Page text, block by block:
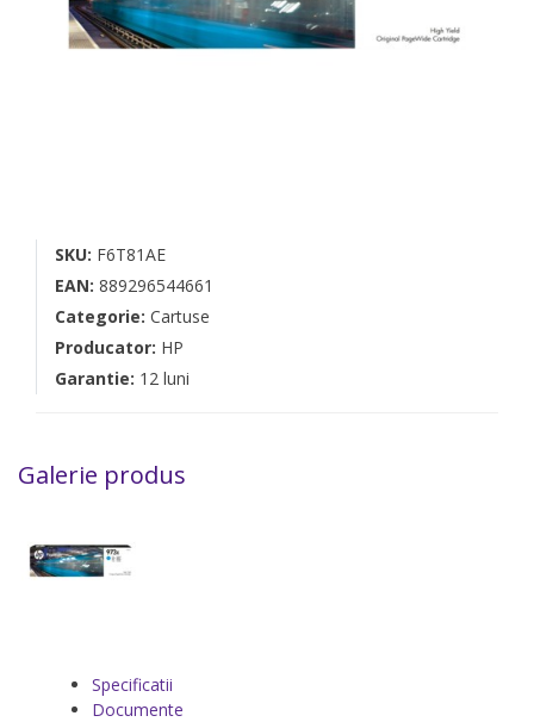
SKU: F6T81AE
EAN: 889296544661
Categorie: Cartuse
Producator: HP
Garantie: 12 luni
Galerie produs
Specificatii
Documente